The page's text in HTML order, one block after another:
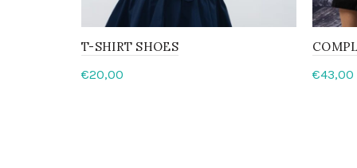
T-SHIRT SHOES
€20,00
€43,00